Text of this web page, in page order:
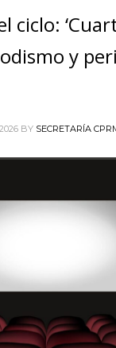
ciclo:
y
BY SECRETARÍA